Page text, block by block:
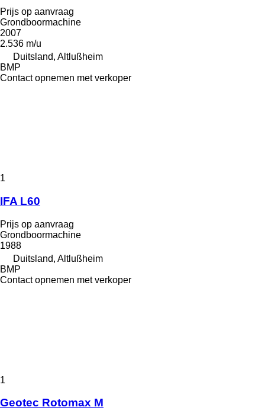
Prijs op aanvraag
Grondboormachine
2007
2.536 m/u
Duitsland, Altlußheim
BMP
Contact opnemen met verkoper
1
IFA L60
Prijs op aanvraag
Grondboormachine
1988
Duitsland, Altlußheim
BMP
Contact opnemen met verkoper
1
Geotec Rotomax M